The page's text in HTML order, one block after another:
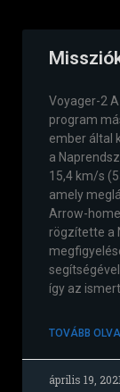
Voyager-2
program
ember által
a
15,4 km/s
amely
Arrow-
rögzítette a
így az
TOVÁBB
április 19, 2021